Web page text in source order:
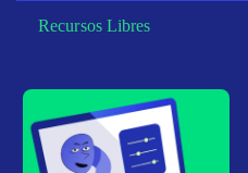
Recursos Libres